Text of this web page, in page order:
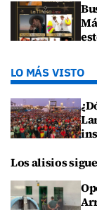
LO MÁS VISTO
Los alisios